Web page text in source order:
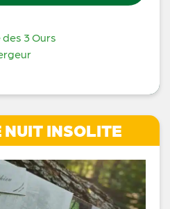
3 Ours
NUIT INSOLITE